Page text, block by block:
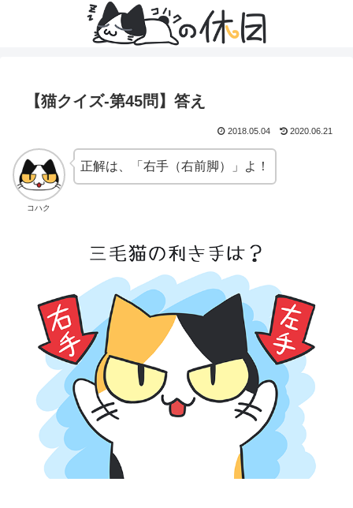
【猫クイズ-第45問】答え
2018.05.04 2020.06.21
コハク
正解は、「右手（右前脚）」よ！